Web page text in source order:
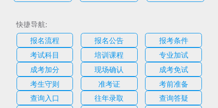
快捷导航:
报名流程
报名公告
报考条件
考试科目
培训课程
专业加试
成考加分
现场确认
成考免试
考生守则
准考证
考前准备
查询入口
往年录取
查询答疑